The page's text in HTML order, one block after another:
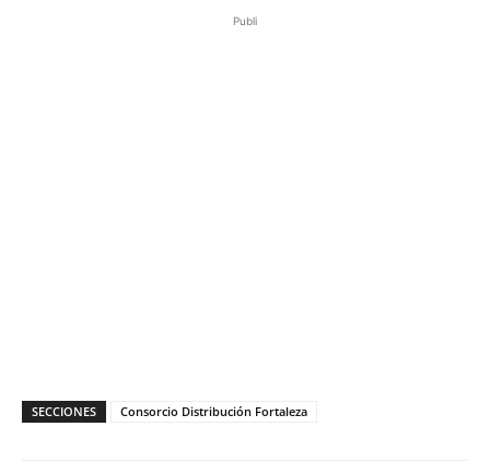
Publi
SECCIONES Consorcio Distribución Fortaleza